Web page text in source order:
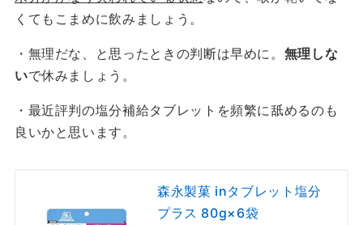
くてもこまめに飲みましょう。
・無理だな、と思ったときの判断は早めに。 無理しな
いで休みましょう。
・最近評判の塩分補給タブレットを頻繁に舐めるのも
良いかと思います。
森永製菓 inタブレット塩分
プラス 80g×6袋